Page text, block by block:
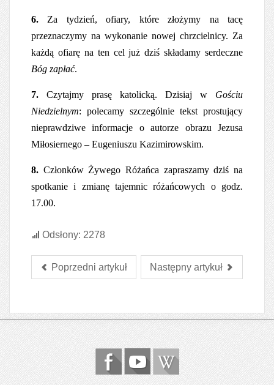
6. Za tydzień, ofiary, które złożymy na tacę
przeznaczymy na wykonanie nowej chrzcielnicy. Za
każdą ofiarę na ten cel już dziś składamy serdeczne
Bóg zapłać.
7. Czytajmy prasę katolicką. Dzisiaj w Gościu
Niedzielnym: polecamy szczególnie tekst prostujący
nieprawdziwe
informacje o autorze obrazu Jezusa
Miłosiernego – Eugeniuszu Kazimirowskim.
8. Członków Żywego Różańca zapraszamy dziś na
spotkanie i zmianę tajemnic różańcowych o godz.
17.00.
Odsłony: 2278
Poprzedni artykuł Następny artykuł